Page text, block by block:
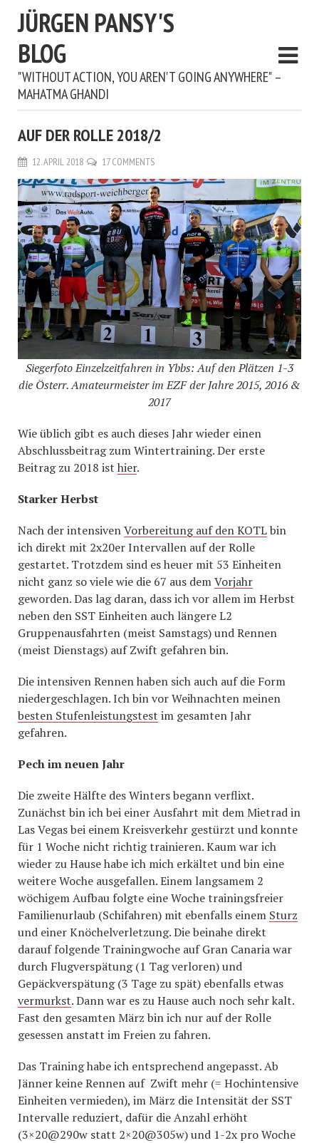
JÜRGEN PANSY'S
BLOG
"WITHOUT ACTION, YOU AREN'T GOING ANYWHERE" –
MAHATMA GHANDI
AUF DER ROLLE 2018/2
12. APRIL 2018 17 COMMENTS
Siegerfoto Einzelzeitfahren in Ybbs: Auf den Plätzen 1-3
die Österr. Amateurmeister im EZF der Jahre 2015, 2016 &
2017
Wie üblich gibt es auch dieses Jahr wieder einen
Abschlussbeitrag zum Wintertraining. Der erste
Beitrag zu 2018 ist hier.
Starker Herbst
Nach der intensivenVorbereitung auf den KOTLbin
ich direkt mit 2x20er Intervallen auf der Rolle
gestartet. Trotzdem sind es heuer mit 53 Einheiten
nicht ganz so viele wie die 67 aus demVorjahr
geworden. Das lag daran, dass ich vor allem im Herbst
neben den SST Einheiten auch längere L2
Gruppenausfahrten (meist Samstags) und Rennen
(meist Dienstags) auf Zwift gefahren bin.
Die intensiven Rennen haben sich auch auf die Form
niedergeschlagen. Ich bin vor Weihnachten meinen
besten Stufenleistungstest im gesamten Jahr
gefahren.
Pech im neuen Jahr
Die zweite Hälfte des Winters begann verflixt.
Zunächst bin ich bei einer Ausfahrt mit dem Mietrad in
Las Vegas bei einem Kreisverkehr gestürzt und konnte
für 1 Woche nicht richtig trainieren. Kaum war ich
wieder zu Hause habe ich mich erkältet und bin eine
weitere Woche ausgefallen. Einem langsamem 2
wöchigem Aufbau folgte eine Woche trainingsfreier
Familienurlaub (Schifahren) mit ebenfalls einem Sturz
und einer Knöchelverletzung. Die beinahe direkt
darauf folgende Trainingwoche auf Gran Canaria war
durch Flugverspätung (1 Tag verloren) und
Gepäckverspätung (3 Tage zu spät) ebenfalls etwas
vermurkst. Dann war es zu Hause auch noch sehr kalt.
Fast den gesamten März bin ich nur auf der Rolle
gesessen anstatt im Freien zu fahren.
Das Training habe ich entsprechend angepasst. Ab
Jänner keine Rennen auf Zwift mehr (= Hochintensive
Einheiten vermieden), im März die Intensität der SST
Intervalle reduziert, dafür die Anzahl erhöht
(3×20@290w statt 2×20@305w) und 1-2x pro Woche